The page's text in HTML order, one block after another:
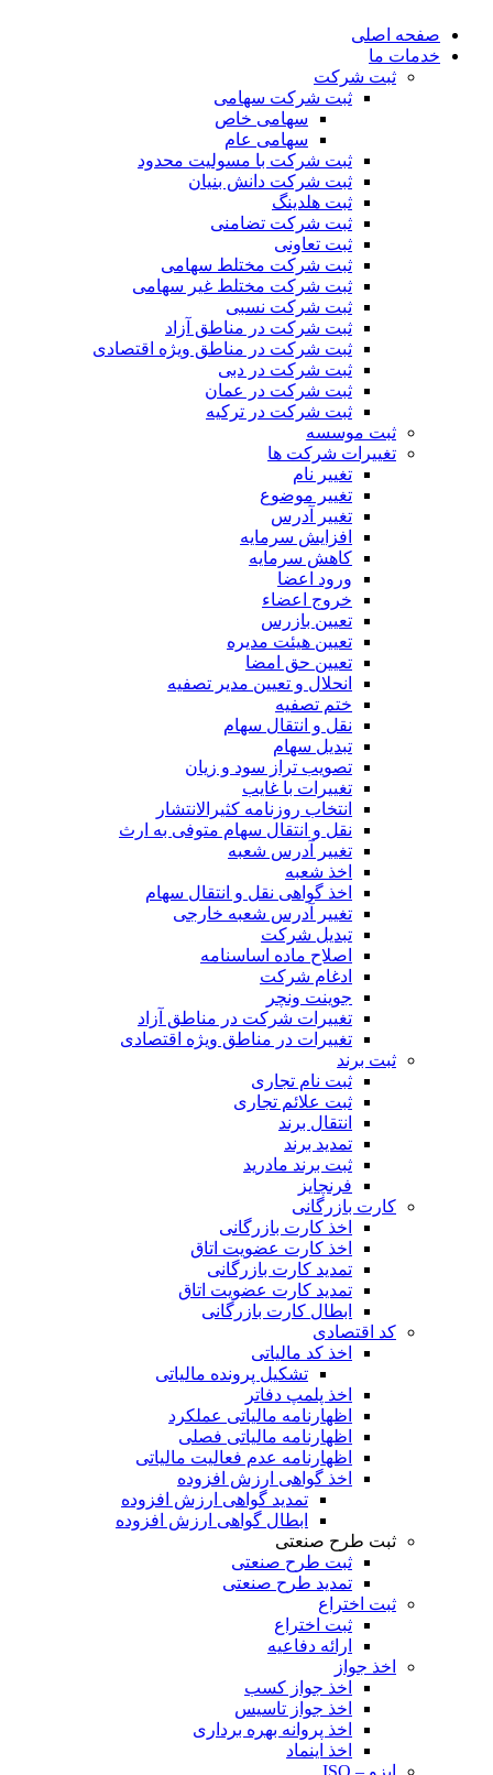
صفحه اصلی
خدمات ما
ثبت شرکت
ثبت شرکت سهامی
سهامی خاص
سهامی عام
ثبت شرکت با مسولیت محدود
ثبت شرکت دانش بنیان
ثبت هلدینگ
ثبت شرکت تضامنی
ثبت تعاونی
ثبت شرکت مختلط سهامی
ثبت شرکت مختلط غیر سهامی
ثبت شرکت نسبی
ثبت شرکت در مناطق آزاد
ثبت شرکت در مناطق ویژه اقتصادی
ثبت شرکت در دبی
ثبت شرکت در عمان
ثبت شرکت در ترکیه
ثبت موسسه
تغییرات شرکت ها
تغییر نام
تغییر موضوع
تغییر آدرس
افزایش سرمایه
کاهش سرمایه
ورود اعضا
خروج اعضاء
تعیین بازرس
تعیین هیئت مدیره
تعیین حق امضا
انحلال و تعیین مدیر تصفیه
ختم تصفیه
نقل و انتقال سهام
تبدیل سهام
تصویب تراز سود و زیان
تغییرات با غایب
انتخاب روزنامه کثیرالانتشار
نقل و انتقال سهام متوفی به ارث
تغییر آدرس شعبه
اخذ شعبه
اخذ گواهی نقل و انتقال سهام
تغییر آدرس شعبه خارجی
تبدیل شرکت
اصلاح ماده اساسنامه
ادغام شرکت
جوینت ونچر
تغییرات شرکت در مناطق آزاد
تغییرات در مناطق ویژه اقتصادی
ثبت برند
ثبت نام تجاری
ثبت علائم تجاری
انتقال برند
تمدید برند
ثبت برند مادرید
فرنچایز
کارت بازرگانی
اخذ کارت بازرگانی
اخذ کارت عضویت اتاق
تمدید کارت بازرگانی
تمدید کارت عضویت اتاق
ابطال کارت بازرگانی
کد اقتصادی
اخذ کد مالیاتی
تشکیل پرونده مالیاتی
اخذ پلمپ دفاتر
اظهارنامه مالیاتی عملکرد
اظهارنامه مالیاتی فصلی
اظهارنامه عدم فعالیت مالیاتی
اخذ گواهی ارزش افزوده
تمدید گواهی ارزش افزوده
ابطال گواهی ارزش افزوده
ثبت طرح صنعتی
ثبت طرح صنعتی
تمدید طرح صنعتی
ثبت اختراع
ثبت اختراع
ارائه دفاعیه
اخذ جواز
اخذ جواز کسب
اخذ جواز تاسیس
اخذ پروانه بهره برداری
اخذ اینماد
ایزو – ISO